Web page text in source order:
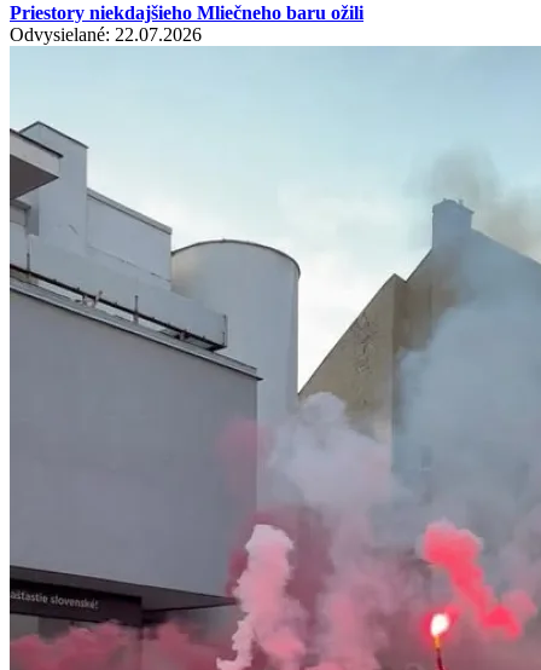
Priestory niekdajšieho Mliečneho baru ožili
Odvysielané: 22.07.2026